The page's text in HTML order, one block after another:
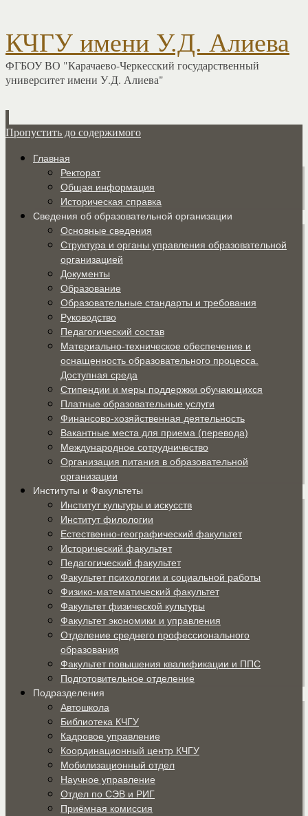
КЧГУ имени У.Д. Алиева
ФГБОУ ВО "Карачаево-Черкесский государственный
университет имени У.Д. Алиева"
Пропустить до содержимого
Главная
Ректорат
Общая информация
Историческая справка
Сведения об образовательной организации
Основные сведения
Структура и органы управления образовательной
организацией
Документы
Образование
Образовательные стандарты и требования
Руководство
Педагогический состав
Материально-техническое обеспечение и
оснащенность образовательного процесса.
Доступная среда
Стипендии и меры поддержки обучающихся
Платные образовательные услуги
Финансово-хозяйственная деятельность
Вакантные места для приема (перевода)
Международное сотрудничество
Организация питания в образовательной
организации
Институты и Факультеты
Институт культуры и искусств
Институт филологии
Естественно-географический факультет
Исторический факультет
Педагогический факультет
Факультет психологии и социальной работы
Физико-математический факультет
Факультет физической культуры
Факультет экономики и управления
Отделение среднего профессионального
образования
Факультет повышения квалификации и ППС
Подготовительное отделение
Подразделения
Автошкола
Библиотека КЧГУ
Кадровое управление
Координационный центр КЧГУ
Мобилизационный отдел
Научное управление
Отдел по СЭВ и РИГ
Приёмная комиссия